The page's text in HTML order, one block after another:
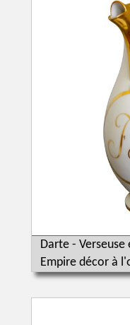
Darte -
Empire décor à